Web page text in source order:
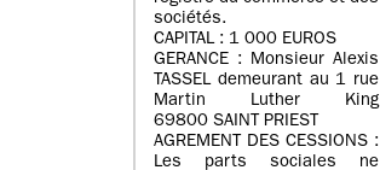
sociétés.
CAPITAL : 1 000 EUROS
GERANCE : Monsieur Alexis
TASSEL demeurant au 1 rue
Martin Luther King
69800 SAINT PRIEST
AGREMENT DES CESSIONS :
Les parts sociales ne